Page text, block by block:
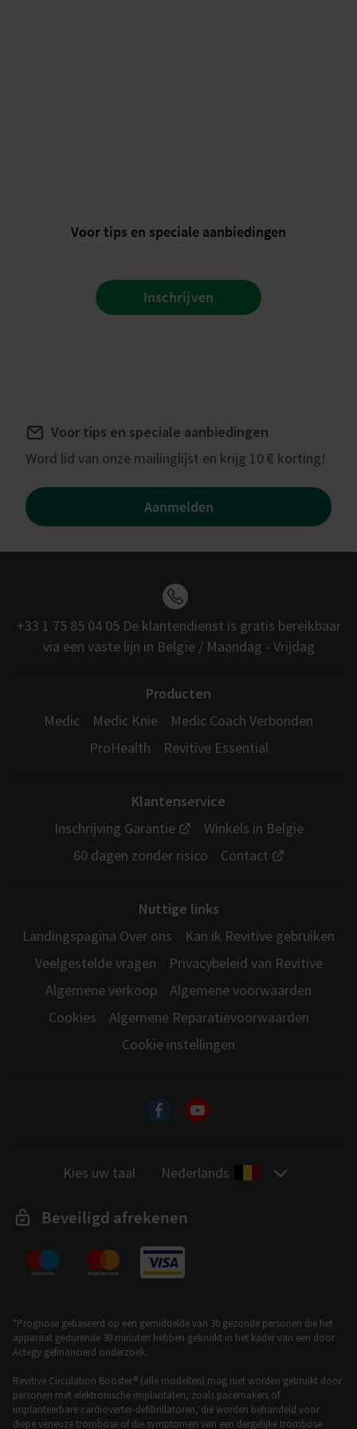
Voor tips en speciale aanbiedingen
Inschrijven
Voor tips en speciale aanbiedingen
Word lid van onze mailinglijst en krijg 10 € korting!
Aanmelden
+33 1 75 85 04 05 De klantendienst is gratis bereikbaar
via een vaste lijn in Belgïe / Maandag - Vrijdag
Producten
Medic
Medic Knie
Medic Coach Verbonden
ProHealth
Revitive Essential
Klantenservice
Inschrijving Garantie
Winkels in Belgie
60 dagen zonder risico
Contact
Nuttige links
Landingspagina Over ons
Kan ik Revitive gebruiken
Veelgestelde vragen
Privacybeleid van Revitive
Algemene verkoop
Algemene voorwaarden
Cookies
Algemene Reparatievoorwaarden
Cookie instellingen
Kies uw taal Nederlands
Beveiligd afrekenen
*Prognose gebaseerd op een gemiddelde van 30 gezonde personen die het
apparaat gedurende 30 minuten hebben gebruikt in het kader van een door
Actegy gefinancierd onderzoek.
Revitive Circulation Booster® (alle modellen) mag niet worden gebruikt door
personen met elektronische implantaten, zoals pacemakers of
implanteerbare cardioverter-defibrillatoren, die worden behandeld voor
diepe veneuze trombose of die symptomen van een dergelijke trombose